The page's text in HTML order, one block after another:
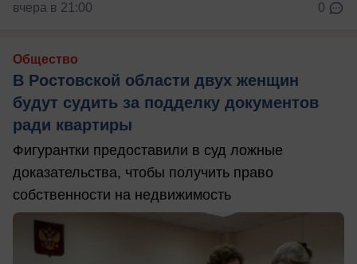
вчера в 21:00 0
Общество
В Ростовской области двух женщин
будут судить за подделку документов
ради квартиры
Фигурантки предоставили в суд ложные
доказательства, чтобы получить право
собственности на недвижимость